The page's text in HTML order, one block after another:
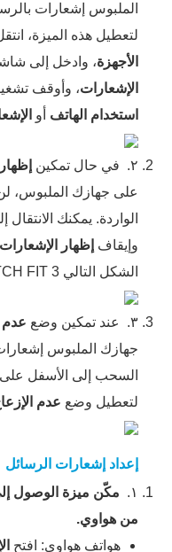
الملبوس إشعارات
لتعطيل هذه الميزة،
الأجهزة، وادخل إلى
الإشعارات، وأوقف
استخدام الهاتف أو
٢. في حال تمكين
على جهازك الملبوس،
الواردة. يمكنك الانتقال
وإيقاف إظهار
الشكل التالي HUAWEI WATCH FIT 3 كمثال).
٣. عند تمكين وضع عدم
جهازك الملبوس
السحب إلى الأسفل
لتعطيل وضع عدم
إعداد إشعارات الرسائل
١.
مكّن ميزة الوصول
من هواوي.
هواتف هواوي: افتح